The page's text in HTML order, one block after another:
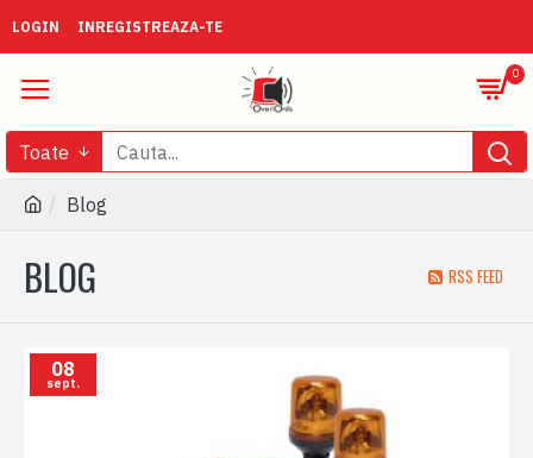
LOGIN INREGISTREAZA-TE
0
Toate
Blog
BLOG RSS FEED
08
sept.